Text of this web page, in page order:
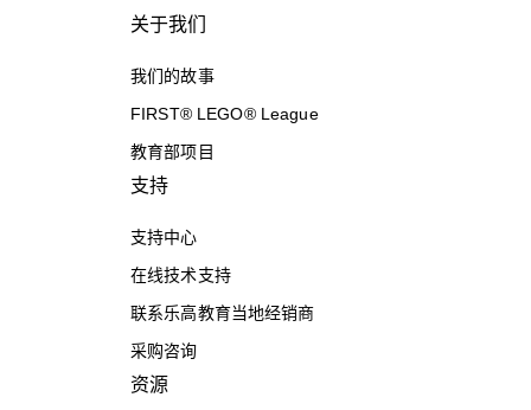
关于我们
我们的故事
FIRST® LEGO® League
教育部项目
支持
支持中心
在线技术支持
联系乐高教育当地经销商
采购咨询
资源